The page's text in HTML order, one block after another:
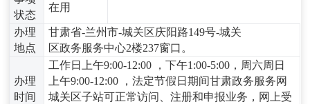
状态
在用
办理
地点
甘肃省-兰州市-城关区庆阳路149号-城关
区政务服务中心2楼237窗口。
办理
时间
工作日上午9:00-12:00 ，下午1:00-5:00，周六周日
上午9:00-12:00 ，法定节假日期间甘肃政务服务网
城关区子站可正常访问、注册和申报业务，网上受